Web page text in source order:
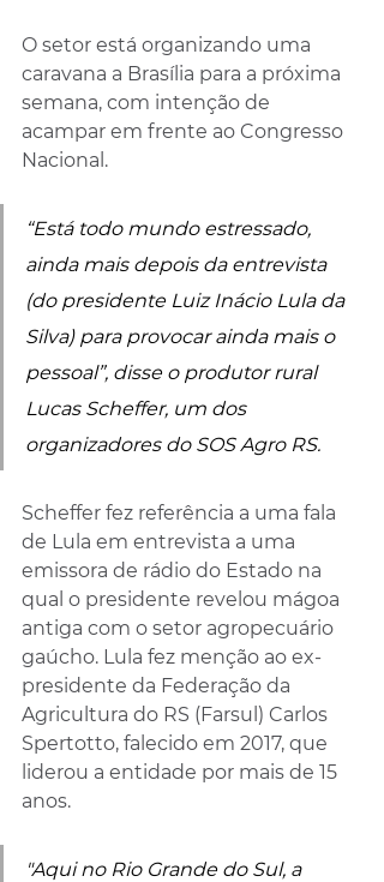
O setor está organizando uma
caravana a Brasília para a próxima
semana, com intenção de
acampar em frente ao Congresso
Nacional.
“Está todo mundo estressado,
ainda mais depois da entrevista
(do presidente Luiz Inácio Lula da
Silva) para provocar ainda mais o
pessoal”, disse o produtor rural
Lucas Scheffer, um dos
organizadores do SOS Agro RS.
Scheffer fez referência a uma fala
de Lula em entrevista a uma
emissora de rádio do Estado na
qual o presidente revelou mágoa
antiga com o setor agropecuário
gaúcho. Lula fez menção ao ex-
presidente da Federação da
Agricultura do RS (Farsul) Carlos
Spertotto, falecido em 2017, que
liderou a entidade por mais de 15
anos.
"Aqui no Rio Grande do Sul, a